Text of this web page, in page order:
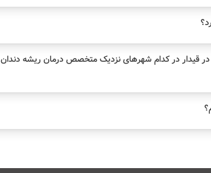
قیدار در کدام شهرهای نزدیک متخصص درمان ریشه دندان